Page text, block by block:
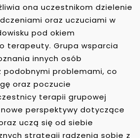
ona uczestnikom dzielenie
oraz uczuciami w
pod okiem
terapeuty. Grupa wsparcia
innych osób
podobnymi problemami, co
oraz poczucie
terapii grupowej
perspektywy dotyczące
uczą się od siebie
strategii radzenia sobie z